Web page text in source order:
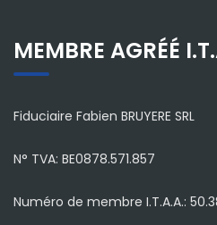
MEMBRE AGRÉÉ
Fiduciaire Fabien BRUYERE SRL
N° TVA: BE0878.571.857
Numéro de membre I.T.A.A.: